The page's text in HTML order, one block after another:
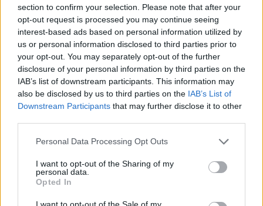
section to confirm your selection. Please note that after your
opt-out request is processed you may continue seeing
interest-based ads based on personal information utilized by
us or personal information disclosed to third parties prior to
your opt-out. You may separately opt-out of the further
disclosure of your personal information by third parties on the
IAB’s list of downstream participants. This information may
also be disclosed by us to third parties on the IAB’s List of
Downstream Participants that may further disclose it to other
Personal Data Processing Opt Outs
I want to opt-out of the Sharing of my
personal data.
Opted In
I want to opt-out of the Sale of my
Laiškas su pagalbos prašymu
„Kommersant“ šaltinis Rusijos vyriausybėje
teigė, kad „VK“ (kuriai priklauso socialinis
tinklas „Vkontakte“, anksčiau – „Mail.ru
Group“) praėjusią savaitę išsiuntė laišką
padėti įsigyti „dešimtis tūkstančių serverių“,
reikalingų tiek nuolatiniam bendrovės
paslaugų teikimui užtikrinti, tiek IT
infrastruktūrai plėsti.